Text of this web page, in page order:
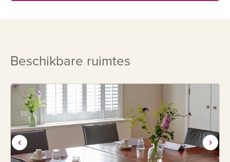
Beschikbare ruimtes